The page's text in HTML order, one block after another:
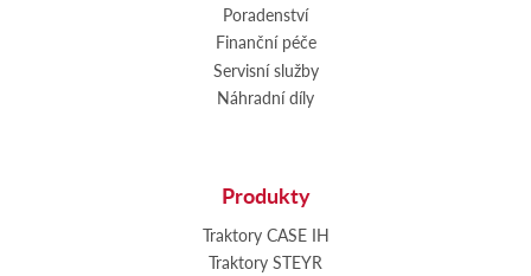
Poradenství
Finanční péče
Servisní služby
Náhradní díly
Produkty
Traktory CASE IH
Traktory STEYR